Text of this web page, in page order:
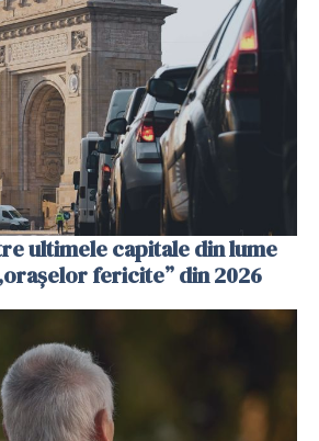
ultimele capitale din lume
fericite” din 2026